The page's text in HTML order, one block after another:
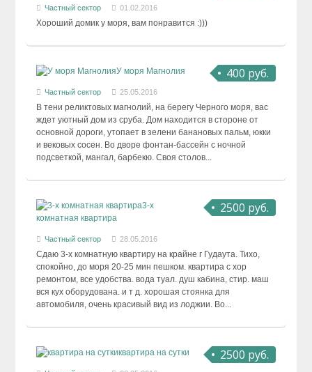
Частный сектор 01.02.2016
Хороший домик у моря, вам понравится :)))
400 руб.
У моря Магнолия
Частный сектор 25.05.2016
В тени реликтовых магнолий, на берегу Черного моря, вас
ждет уютный дом из сруба. Дом находится в стороне от
основной дороги, утопает в зелени банановых пальм, юкки
и вековых сосен. Во дворе фонтан-бассейн с ночной
подсветкой, мангал, барбекю. Своя столов...
2500 руб.
3-х
комнатная квартира
Частный сектор 28.05.2016
Сдаю 3-х комнатную квартиру на крайне г Гудаута. Тихо,
спокойно, до моря 20-25 мин пешком. квартира с хор
ремонтом, все удобства. вода туал. душ кабина, стир. маш
вся кух оборудована. и т д. хорошая стоянка для
автомобиля, очень красивый вид из лоджии. Во...
2500 руб.
квартира на сутки